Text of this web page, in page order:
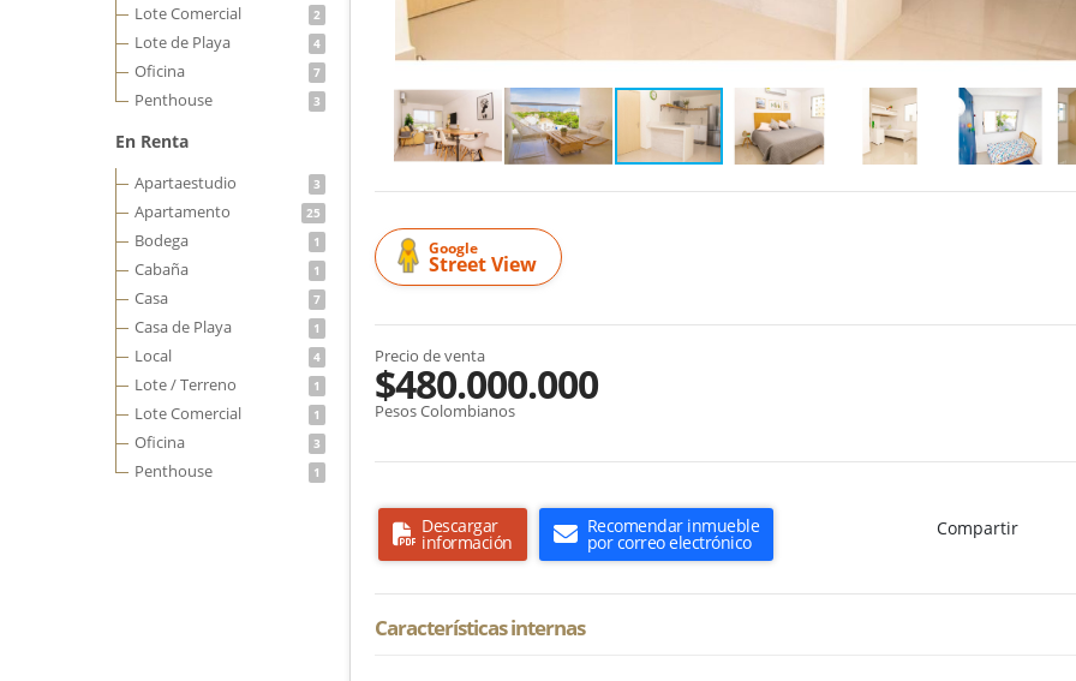
Lote Comercial 2
Lote de Playa 4
Oficina 7
Penthouse 3
En Renta
Apartaestudio 3
Apartamento 25
Bodega 1
Cabaña 1
Casa 7
Casa de Playa 1
Local 4
Lote / Terreno 1
Lote Comercial 1
Oficina 3
Penthouse 1
Google
Street View
Precio de venta
$480.000.000
Pesos Colombianos
Descargar
información
Recomendar inmueble
por correo electrónico
Compartir
Características internas